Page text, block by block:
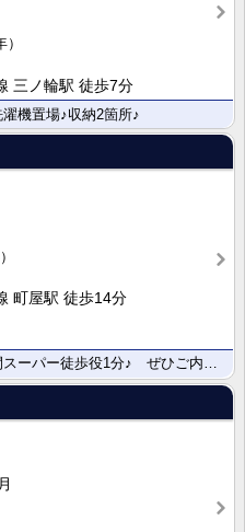
）
三ノ輪駅 徒歩7分
機置場♪収納2箇所♪
町屋駅 徒歩14分
最寄り駅まで徒歩5分圏内♪ 24時間スーパー徒歩役1分♪ ぜひご内覧ください♪